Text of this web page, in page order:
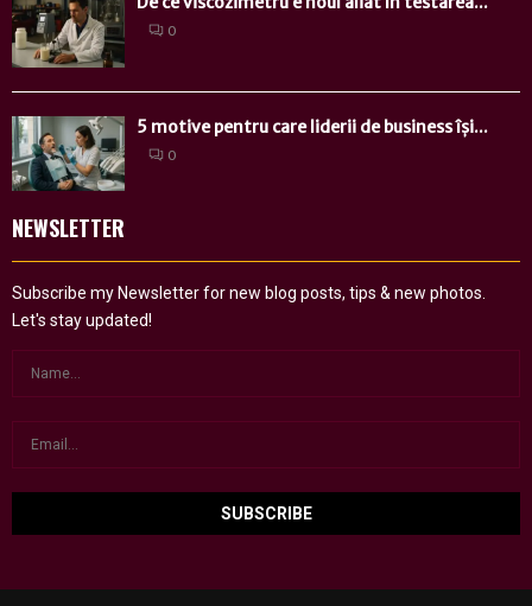
0
5 motive pentru care liderii de business își...
0
NEWSLETTER
Subscribe my Newsletter for new blog posts, tips & new photos.
Let's stay updated!